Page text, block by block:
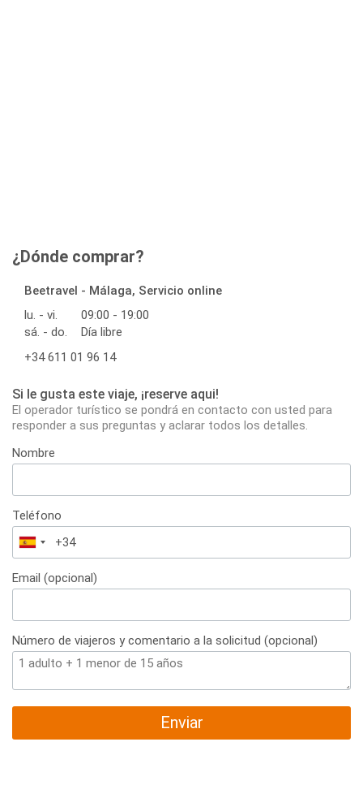
¿Dónde comprar?
Beetravel - Málaga, Servicio online
lu. - vi.
09:00 - 19:00
sá. - do.
Día libre
+34 611 01 96 14
Si le gusta este viaje, ¡reserve aqui!
El operador turístico se pondrá en contacto con usted para
responder a sus preguntas y aclarar todos los detalles.
Nombre
Teléfono
España
+34
Email (opcional)
Número de viajeros y comentario a la solicitud (opcional)
Enviar